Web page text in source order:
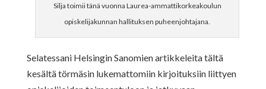
Silja toimii tänä vuonna Laurea-ammattikorkeakoulun
opiskelijakunnan hallituksen puheenjohtajana.
Selatessani Helsingin Sanomien artikkeleita tältä
kesältä törmäsin lukemattomiin kirjoituksiin liittyen